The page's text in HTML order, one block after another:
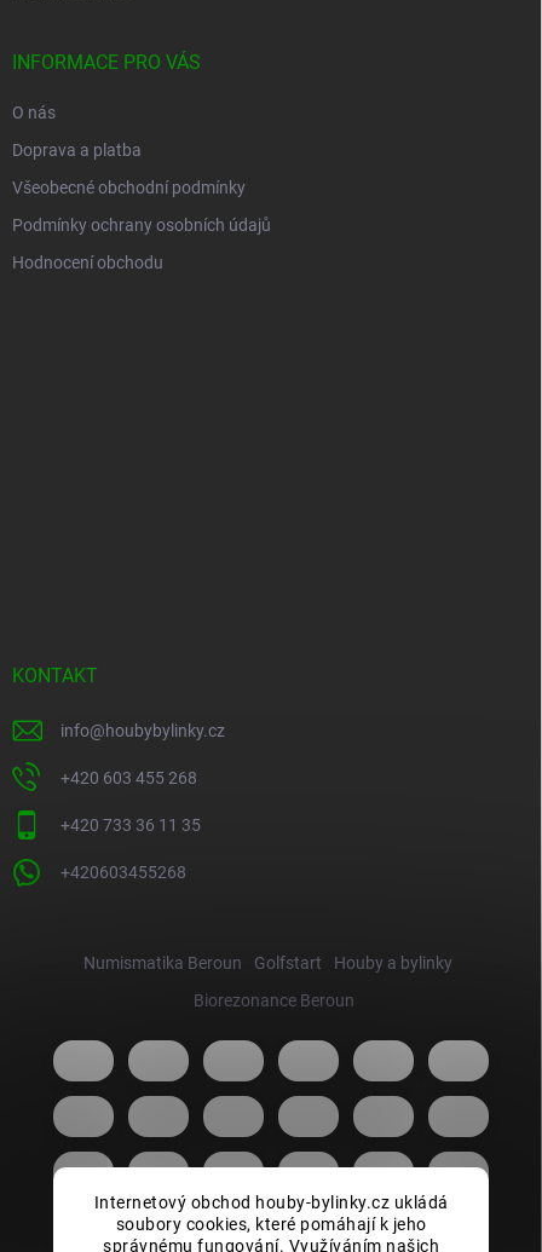
Internetový obchod houby-bylinky.cz ukládá
soubory cookies, které pomáhají k jeho
správnému fungování. Využíváním našich
INFORMACE PRO VÁS
O nás
Doprava a platba
Všeobecné obchodní podmínky
Podmínky ochrany osobních údajů
Hodnocení obchodu
KONTAKT
info@houbybylinky.cz
+420 603 455 268
+420 733 36 11 35
+420603455268
Numismatika Beroun Golfstart
Houby a bylinky
Biorezonance Beroun